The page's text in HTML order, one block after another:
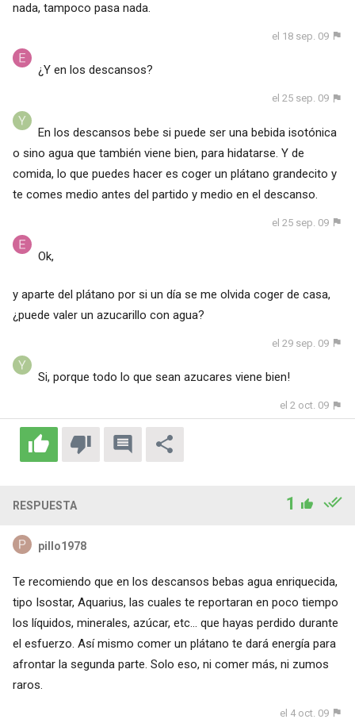
nada, tampoco pasa nada.
el 18 sep. 09
¿Y en los descansos?
el 25 sep. 09
En los descansos bebe si puede ser una bebida isotónica
o sino agua que también viene bien, para hidatarse. Y de
comida, lo que puedes hacer es coger un plátano grandecito y
te comes medio antes del partido y medio en el descanso.
el 25 sep. 09
Ok,
y aparte del plátano por si un día se me olvida coger de casa,
¿puede valer un azucarillo con agua?
el 29 sep. 09
Si, porque todo lo que sean azucares viene bien!
el 2 oct. 09
RESPUESTA 1
pillo1978
Te recomiendo que en los descansos bebas agua enriquecida,
tipo Isostar, Aquarius, las cuales te reportaran en poco tiempo
los líquidos, minerales, azúcar, etc... que hayas perdido durante
el esfuerzo. Así mismo comer un plátano te dará energía para
afrontar la segunda parte. Solo eso, ni comer más, ni zumos
raros.
el 4 oct. 09